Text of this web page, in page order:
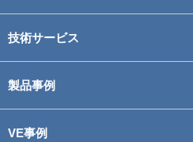
技術サービス
製品事例
VE事例